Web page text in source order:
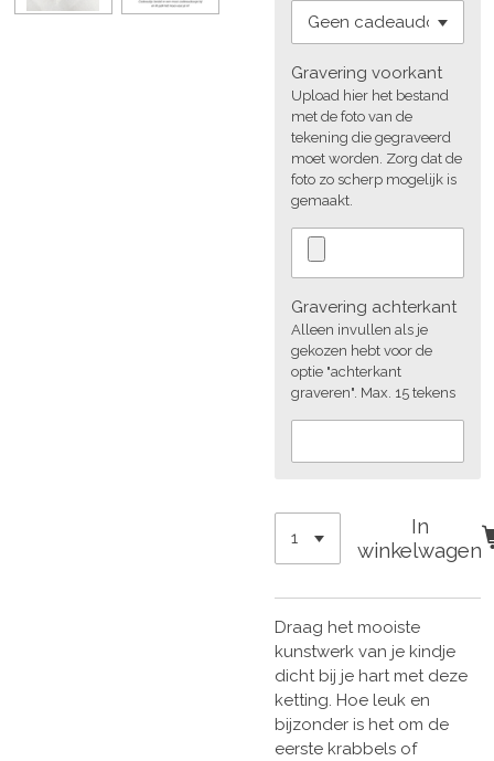
Gravering voorkant
Upload hier het bestand
met de foto van de
tekening die gegraveerd
moet worden. Zorg dat de
foto zo scherp mogelijk is
gemaakt.
Gravering achterkant
Alleen invullen als je
gekozen hebt voor de
optie "achterkant
graveren". Max. 15 tekens
In
winkelwagen
Draag het mooiste
kunstwerk van je kindje
dicht bij je hart met deze
ketting. Hoe leuk en
bijzonder is het om de
eerste krabbels of